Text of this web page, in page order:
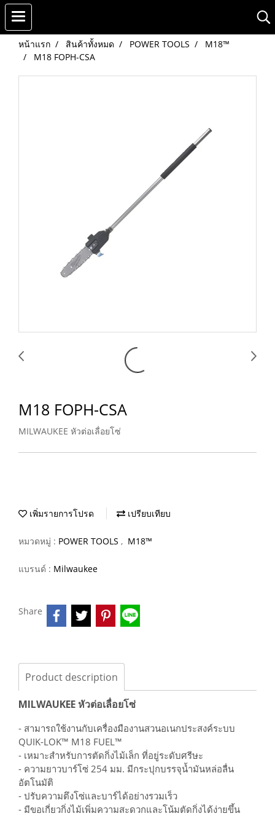
หน้าแรก สินค้าทั้งหมด POWER TOOLS
M18™
M18 FOPH-CSA
M18 FOPH-CSA
MILWAUKEE หัวต่อเลื่อยโซ่
เพิ่มรายการโปรด เปรียบเทียบ
หมวดหมู่ : POWER TOOLS , M18™
แบรนด์ : Milwaukee
Share
Product description
MILWAUKEE หัวต่อเลื่อยโซ่
- สามารถใช้งานกับเครื่องมืองานสวนอเนกประสงค์ระบบ
QUIK-LOK™ M18 FUEL™
- เหมาะสำหรับการตัดกิ่งไม้เล็ก ที่อยู่ระดับศรีษะ
- ความยาวบาร์โซ่ 254 มม. มีกระปุกบรรจุน้ำมันหล่อลื่น
อัตโนมัติ
- ปรับความตึงโซ่และบาร์ได้อย่างรวมเร็ว
- มีขอเกี่ยวกิ่งไม้เพิ่มความสะดวกและโน้มตัดกิ่งได้ง่ายขึ้น